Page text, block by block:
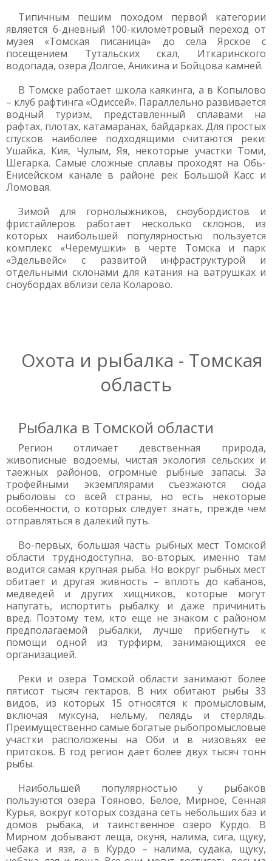
Типичным пешим походом первой категории
является 6-дневный 100-километровый переход от
музея «Томская писаница» до села Ярское с
посещением Тутальских скал, Иткаринского
водопада, озера Долгое, Аникина и Бойцова камней.
В Томске работает школа каякинга, а в Копылово
– клуб рафтинга «Одиссей». Параллельно развивается
водный туризм, представленный сплавами на
рафтах, плотах, катамаранах, байдарках. Для простых
спусков наиболее подходящими считаются реки:
Ушайка, Кия, Чулым, Яя, некоторые участки Томи,
Шегарка. Самые сложные сплавы проходят на Обь-
Енисейском канале в районе рек Большой Касс и
Ломовая.
Зимой для горнолыжников, сноубордистов и
фристайлеров работает несколько склонов, из
которых наибольшей популярностью пользуется
комплекс «Черемушки» в черте Томска и парк
«Эдельвейс» с развитой инфраструктурой и
отдельными склонами для катания на ватрушках и
сноубордах вблизи села Коларово.
Охота и рыбалка - Томская
область
Рыбалка в Томской области
Регион отличает девственная природа,
живописные водоемы, чистая экология сельских и
таежных районов, огромные рыбные запасы. За
трофейными экземплярами съезжаются сюда
рыболовы со всей страны, но есть некоторые
особенности, о которых следует знать, прежде чем
отправляться в далекий путь.
Во-первых, большая часть рыбных мест Томской
области труднодоступна, во-вторых, именно там
водится самая крупная рыба. Но вокруг рыбных мест
обитает и другая живность – вплоть до кабанов,
медведей и других хищников, которые могут
напугать, испортить рыбалку и даже причинить
вред. Поэтому тем, кто еще не знаком с районом
предполагаемой рыбалки, лучше прибегнуть к
помощи одной из турфирм, занимающихся ее
организацией.
Реки и озера Томской области занимают более
пятисот тысяч гектаров. В них обитают рыбы 33
видов, из которых 15 относятся к промысловым,
включая муксуна, нельму, пелядь и стерлядь.
Преимущественно самые богатые рыбопромысловые
участки расположены на Оби и в низовьях ее
притоков. В год регион дает более двух тысяч тонн
рыбы.
Наибольшей популярностью у рыбаков
пользуются озера Тояново, Белое, Мирное, Сенная
Курья, вокруг которых создана сеть небольших баз и
домов рыбака, и таинственное озеро Курдо. В
Мирном добывают леща, окуня, налима, сига, щуку,
чебака и язя, а в Курдо – налима, судака, щуку,